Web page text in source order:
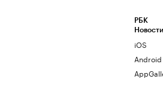
РБК
Новости
iOS
Android